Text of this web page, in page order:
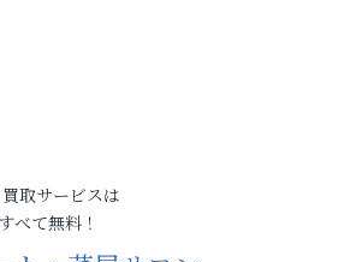
取サービスは
べて無料！